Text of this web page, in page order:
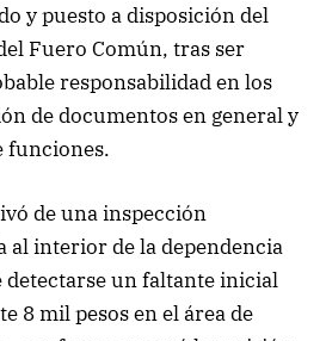
y puesto a disposición del
Fuero Común, tras ser
responsabilidad en los
de documentos en general y
funciones.
de una inspección
al interior de la dependencia
un faltante inicial
8 mil pesos en el área de